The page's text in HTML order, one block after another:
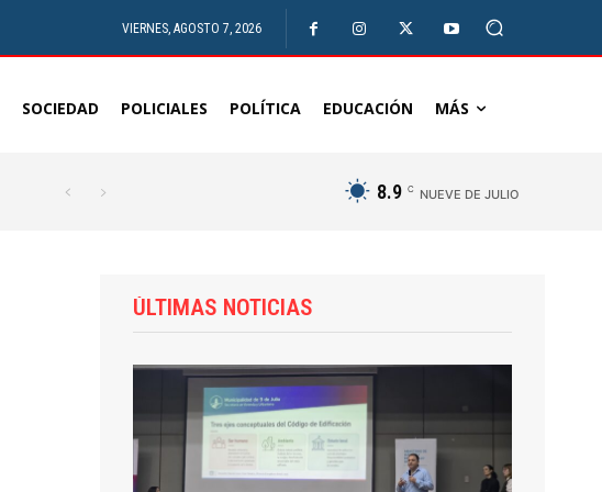
VIERNES, AGOSTO 7, 2026
SOCIEDAD POLICIALES POLÍTICA EDUCACIÓN MÁS
8.9 C NUEVE DE JULIO
ÚLTIMAS NOTICIAS